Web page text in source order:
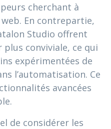
cherchant à
En contrepartie,
Studio offrent
conviviale, ce qui
expérimentées de
l’automatisation. Ce
avancées
de considérer les